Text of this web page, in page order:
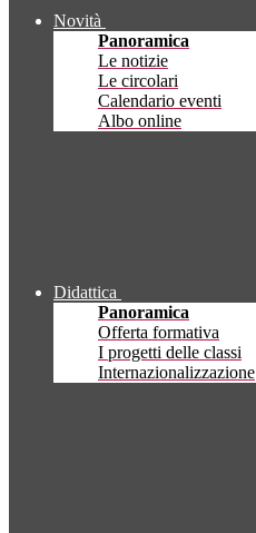
Novità
Panoramica
Le notizie
Le circolari
Calendario eventi
Albo online
Didattica
Panoramica
Offerta formativa
I progetti delle classi
Internazionalizzazione